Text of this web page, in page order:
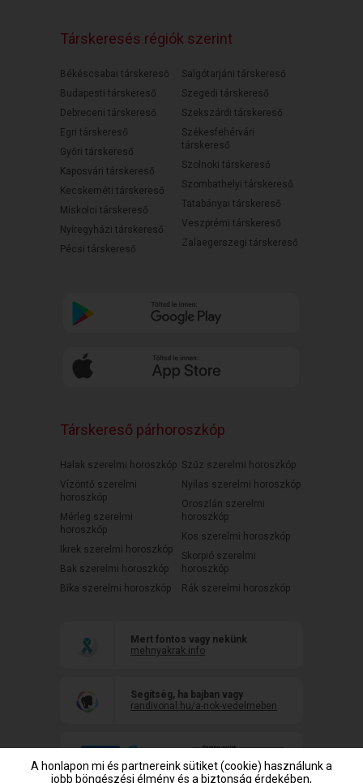
Társkeresés régiók szerint
Békéscsabai társkereső
Budapesti társkereső
Debreceni társkereső
Egri társkereső
Győri társkereső
Kaposvári társkereső
Kecskeméti társkereső
Miskolci társkereső
Nyíregyházi társkereső
Pécsi társkereső
Salgótarjáni társkereső
Szegedi társkereső
Szekszárdi társkereső
Székesfehérvári
társkereső
Szolnoki társkereső
Szombathelyi társkereső
Tatabányai társkereső
Veszprémi társkereső
Zalaegerszegi társkereső
Társkereső párhoroszkóp
Halak szerelmi horoszkóp
Vízöntő szerelmi
horoszkóp
Mérleg szerelmi
horoszkóp
Ikrek szerelmi horoszkóp
Bak szerelmi horoszkóp
Bika szerelmi horoszkóp
Szűz szerelmi horoszkóp
Nyilas szerelmi horoszkóp
Oroszlán szerelmi
horoszkóp
Kos szerelmi horoszkóp
Skorpió szerelmi
horoszkóp
Rák szerelmi horoszkóp
Mert fontos vagy nekünk
mehnyakrak.info
Segítség, ha bajban vagy
randivonal.hu/a-nok-vedelmeben
A honlapon mi és partnereink sütiket (cookie) használunk a
jobb böngészési élmény és a biztonság érdekében,